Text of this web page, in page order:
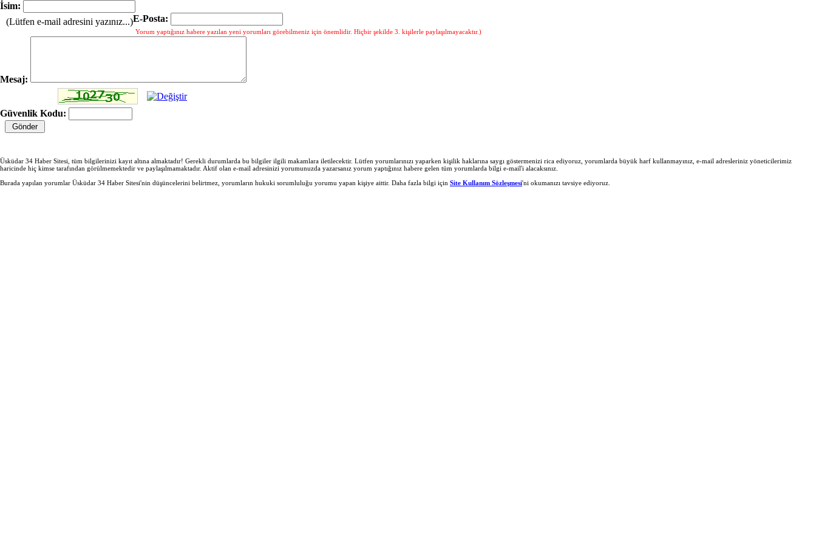
İsim:
E-Posta:
(Lütfen e-mail adresini yazınız...)
Yorum yaptığınız habere yazılan yeni yorumları görebilmeniz için önemlidir. Hiçbir şekilde 3. kişilerle paylaşılmayacaktır.)
Mesaj:
Güvenlik Kodu:
Üsküdar 34 Haber Sitesi, tüm bilgilerinizi kayıt altına almaktadır! Gerekli durumlarda bu bilgiler ilgili makamlara iletilecektir. Lütfen yorumlarınızı yaparken kişilik haklarına saygı göstermenizi rica ediyoruz, yorumlarda büyük harf kullanmayınız, e-mail adresleriniz yöneticilerimiz
haricinde hiç kimse tarafından görülmemektedir ve paylaşılmamaktadır. Aktif olan e-mail adresinizi yorumunuzda yazarsanız yorum yaptığınız habere gelen tüm yorumlarda bilgi e-mail'i alacaksınız.
Burada yapılan yorumlar Üsküdar 34 Haber Sitesi'nin düşüncelerini belirtmez, yorumların hukuki sorumluluğu yorumu yapan kişiye aittir. Daha fazla bilgi için Site Kullanım Sözleşmesi'ni okumanızı tavsiye ediyoruz.